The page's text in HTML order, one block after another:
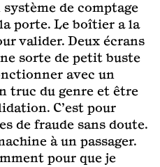
de comptage
porte. Le boîtier a la
valider. Deux écrans
sorte de petit buste
avec un
truc du genre et être
C’est pour
de fraude sans doute.
à un passager.
pour que je